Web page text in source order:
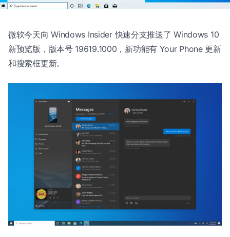
微软今天向 Windows Insider 快速分支推送了 Windows 10
新预览版，版本号 19619.1000，新功能有 Your Phone 更新
和搜索框更新。